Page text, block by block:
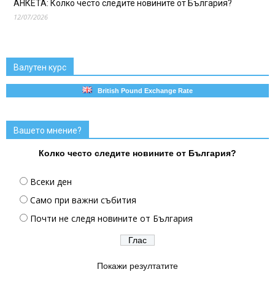
АНКЕТА: Колко често следите новините от България?
12/07/2026
Валутен курс
British Pound Exchange Rate
Вашето мнение?
Колко често следите новините от България?
Всеки ден
Само при важни събития
Почти не следя новините от България
Покажи резултатите